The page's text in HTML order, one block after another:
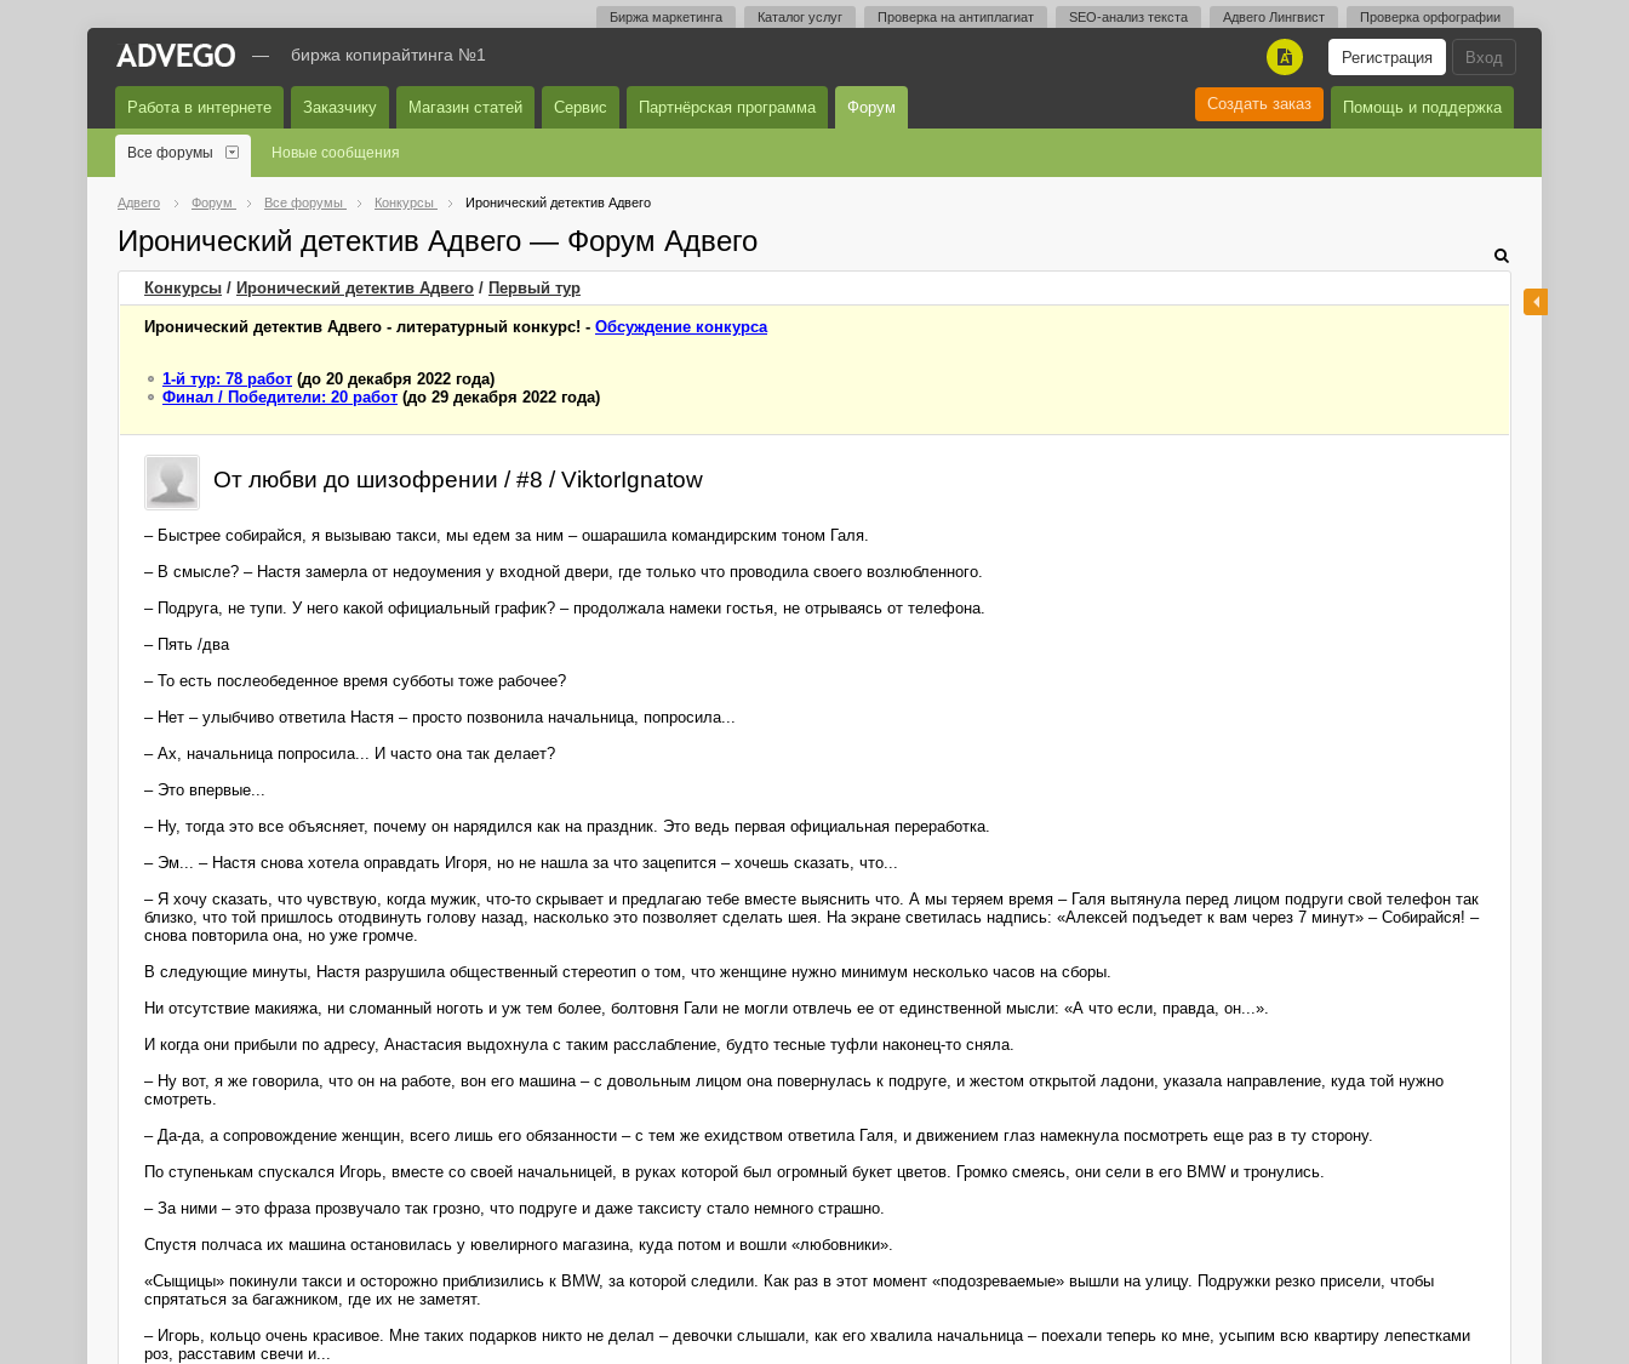
Биржа маркетинга Каталог услуг Проверка на антиплагиат SEO-анализ текста Адвего Лингвист Проверка орфографии
Вход
Регистрация
A
— биржа копирайтинга №1
Работа в интернете Заказчику Магазин статей Сервис Партнёрская программа Форум Помощь и поддержка
Создать заказ
Все форумы Новые сообщения
Адвего Форум Все форумы Конкурсы Иронический детектив Адвего
Иронический детектив Адвего — Форум Адвего
Конкурсы / Иронический детектив Адвего / Первый тур
Иронический детектив Адвего - литературный конкурс! - Обсуждение конкурса
1-й тур: 78 работ (до 20 декабря 2022 года)
Финал / Победители: 20 работ (до 29 декабря 2022 года)
От любви до шизофрении / #8 / ViktorIgnatow
– Быстрее собирайся, я вызываю такси, мы едем за ним – ошарашила командирским тоном Галя.
– В смысле? – Настя замерла от недоумения у входной двери, где только что проводила своего возлюбленного.
– Подруга, не тупи. У него какой официальный график? – продолжала намеки гостья, не отрываясь от телефона.
– Пять /два
– То есть послеобеденное время субботы тоже рабочее?
– Нет – улыбчиво ответила Настя – просто позвонила начальница, попросила...
– Ах, начальница попросила... И часто она так делает?
– Это впервые...
– Ну, тогда это все объясняет, почему он нарядился как на праздник. Это ведь первая официальная переработка.
– Эм... – Настя снова хотела оправдать Игоря, но не нашла за что зацепится – хочешь сказать, что...
– Я хочу сказать, что чувствую, когда мужик, что-то скрывает и предлагаю тебе вместе выяснить что. А мы теряем время – Галя вытянула перед лицом подруги свой телефон так
близко, что той пришлось отодвинуть голову назад, насколько это позволяет сделать шея. На экране светилась надпись: «Алексей подъедет к вам через 7 минут» – Собирайся! –
снова повторила она, но уже громче.
В следующие минуты, Настя разрушила общественный стереотип о том, что женщине нужно минимум несколько часов на сборы.
Ни отсутствие макияжа, ни сломанный ноготь и уж тем более, болтовня Гали не могли отвлечь ее от единственной мысли: «А что если, правда, он...».
И когда они прибыли по адресу, Анастасия выдохнула с таким расслабление, будто тесные туфли наконец-то сняла.
– Ну вот, я же говорила, что он на работе, вон его машина – с довольным лицом она повернулась к подруге, и жестом открытой ладони, указала направление, куда той нужно
смотреть.
– Да-да, а сопровождение женщин, всего лишь его обязанности – с тем же ехидством ответила Галя, и движением глаз намекнула посмотреть еще раз в ту сторону.
По ступенькам спускался Игорь, вместе со своей начальницей, в руках которой был огромный букет цветов. Громко смеясь, они сели в его BMW и тронулись.
– За ними – это фраза прозвучало так грозно, что подруге и даже таксисту стало немного страшно.
Спустя полчаса их машина остановилась у ювелирного магазина, куда потом и вошли «любовники».
«Сыщицы» покинули такси и осторожно приблизились к BMW, за которой следили. Как раз в этот момент «подозреваемые» вышли на улицу. Подружки резко присели, чтобы
спрятаться за багажником, где их не заметят.
– Игорь, кольцо очень красивое. Мне таких подарков никто не делал – девочки слышали, как его хвалила начальница – поехали теперь ко мне, усыпим всю квартиру лепестками
роз, расставим свечи и...